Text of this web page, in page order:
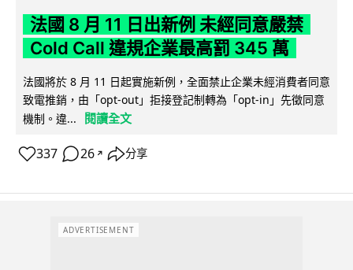
法國 8 月 11 日出新例 未經同意嚴禁
Cold Call 違規企業最高罰 345 萬
法國將於 8 月 11 日起實施新例，全面禁止企業未經消費者同意
致電推銷，由「opt-out」拒接登記制轉為「opt-in」先徵同意
機制。違...
閱讀全文
337 26 ↗ 分享
ADVERTISEMENT